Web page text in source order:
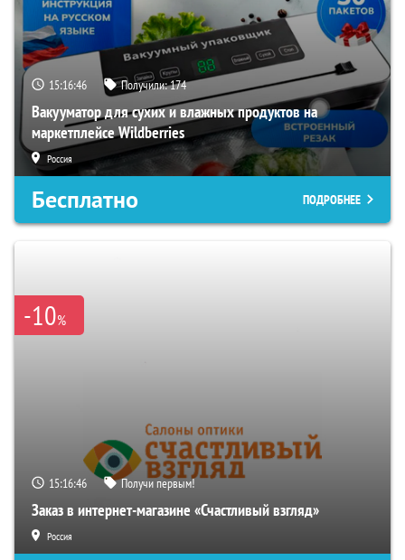
15:16:45 Получили:174
Вакууматор для сухих и влажных продуктов на
маркетплейсе Wildberries
Россия
Бесплатно ПОДРОБНЕЕ
-10%
15:16:45 Получи первым!
Заказ в интернет-магазине «Счастливый взгляд»
Россия